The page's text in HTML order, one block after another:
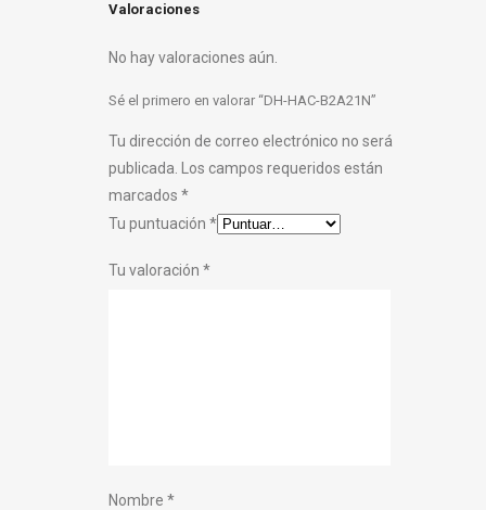
Valoraciones
No hay valoraciones aún.
Sé el primero en valorar “DH-HAC-B2A21N”
Tu dirección de correo electrónico no será
publicada.
Los campos requeridos están
marcados *
Tu puntuación *
Tu valoración *
Nombre *